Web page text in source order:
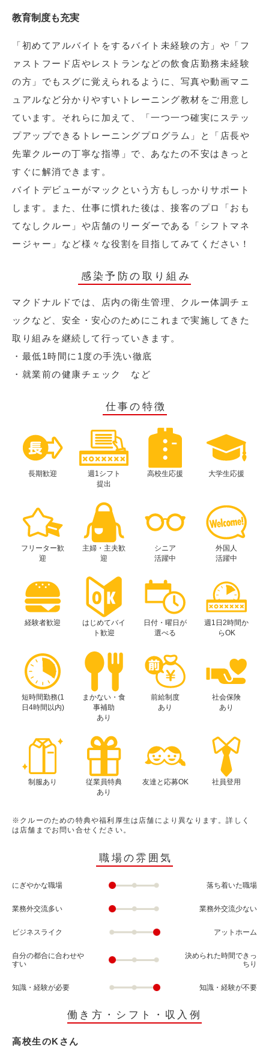
教育制度も充実
「初めてアルバイトをするバイト未経験の方」や「フ
ァストフード店やレストランなどの飲食店勤務未経験
の方」でもスグに覚えられるように、写真や動画マニ
ュアルなど分かりやすいトレーニング教材をご用意し
ています。それらに加えて、「一つ一つ確実にステッ
プアップできるトレーニングプログラム」と「店長や
先輩クルーの丁寧な指導」で、あなたの不安はきっと
すぐに解消できます。
バイトデビューがマックという方もしっかりサポート
します。また、仕事に慣れた後は、接客のプロ「おも
てなしクルー」や店舗のリーダーである「シフトマネ
ージャー」など様々な役割を目指してみてください！
感染予防の取り組み
マクドナルドでは、店内の衛生管理、クルー体調チェ
ックなど、安全・安心のためにこれまで実施してきた
取り組みを継続して行っていきます。
・最低1時間に1度の手洗い徹底
・就業前の健康チェック など
仕事の特徴
長期歓迎
週1シフト
提出
高校生応援 大学生応援
フリーター歓
迎
主婦・主夫歓
迎
シニア
活躍中
外国人
活躍中
経験者歓迎
はじめてバイ
ト歓迎
日付・曜日が
選べる
週1日2時間か
らOK
短時間勤務(1
日4時間以内)
まかない・食
事補助
あり
前給制度
あり
社会保険
あり
制服あり
従業員特典
あり
友達と応募OK 社員登用
※クルーのための特典や福利厚生は店舗により異なります。詳しく
は店舗までお問い合せください。
職場の雰囲気
にぎやかな職場 落ち着いた職場
業務外交流多い 業務外交流少ない
ビジネスライク アットホーム
自分の都合に合わせや
すい
決められた時間できっ
ちり
知識・経験が必要 知識・経験が不要
働き方・シフト・収入例
高校生のKさん